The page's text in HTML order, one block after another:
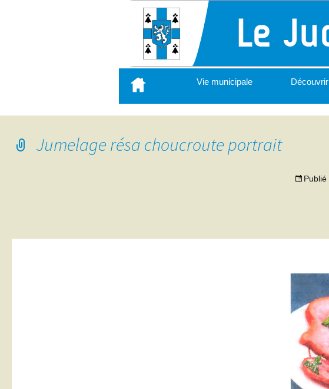
contenu
principal
Vie municipale Découvrir
Jumelage résa choucroute portrait
Publié